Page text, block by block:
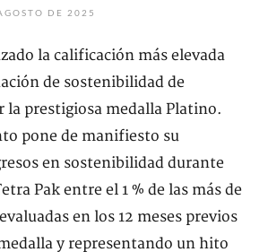
DE 2025
la calificación más elevada
de sostenibilidad de
la prestigiosa medalla Platino.
pone de manifiesto su
en sostenibilidad durante
Pak entre el 1 % de las más de
en los 12 meses previos
y representando un hito